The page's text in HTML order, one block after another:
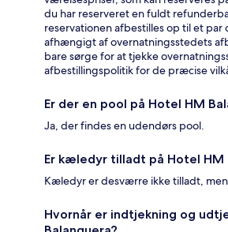
du har reserveret en fuldt
reservationen afbestilles op til et
afhængigt af overnatningsstedets
bare sørge for at tjekke
afbestillingspolitik for de præcise
Er der en pool på Hotel HM
Ja, der findes en udendørs pool.
Er kæledyr tilladt på Hotel HM
Kæledyr er desværre ikke tilladt,
Hvornår er indtjekning og